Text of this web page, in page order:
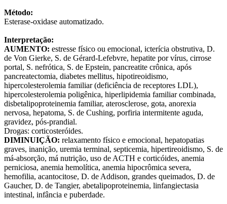
Método:
Esterase-oxidase automatizado.
Interpretação:
AUMENTO: estresse físico ou emocional, icterícia obstrutiva, D.
de Von Gierke, S. de Gérard-Lefebvre, hepatite por vírus, cirrose
portal, S. nefrótica, S. de Epstein, pancreatite crônica, após
pancreatectomia, diabetes mellitus, hipotireoidismo,
hipercolesterolemia familiar (deficiência de receptores LDL),
hipercolesterolemia poligênica, hiperlipidemia familiar combinada,
disbetalipoproteinemia familiar, aterosclerose, gota, anorexia
nervosa, hepatoma, S. de Cushing, porfiria intermitente aguda,
gravidez, pós-prandial.
Drogas: corticosteróides.
DIMINUIÇÃO: relaxamento físico e emocional, hepatopatias
graves, inanição, uremia terminal, septicemia, hipertireoidismo, S. de
má-absorção, má nutrição, uso de ACTH e corticóides, anemia
perniciosa, anemia hemolítica, anemia hipocrômica severa,
hemofilia, acantocitose, D. de Addison, grandes queimados, D. de
Gaucher, D. de Tangier, abetalipoproteinemia, linfangiectasia
intestinal, infância e puberdade.